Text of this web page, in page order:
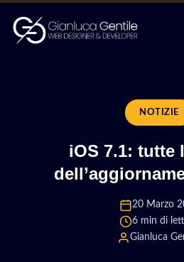
NOTIZIE
iOS 7.1: tutte
20 Marzo
6 min di
Gianluca